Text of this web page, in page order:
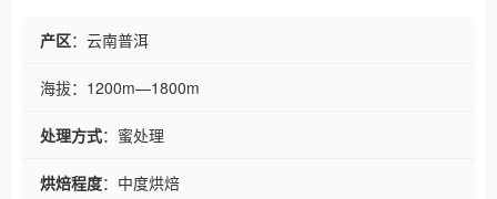
产区：云南普洱
海拔：1200m—1800m
处理方式：蜜处理
烘焙程度：中度烘焙